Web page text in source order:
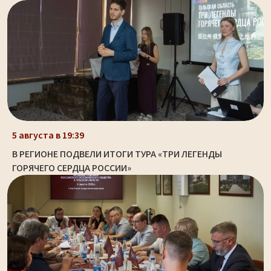
5 августа в 19:39
В РЕГИОНЕ ПОДВЕЛИ ИТОГИ ТУРА «ТРИ ЛЕГЕНДЫ
ГОРЯЧЕГО СЕРДЦА РОССИИ»